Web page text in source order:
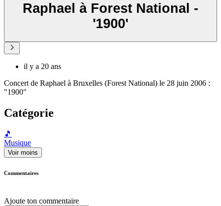
Raphael à Forest National -
'1900'
il y a 20 ans
Concert de Raphael à Bruxelles (Forest National) le 28 juin 2006 :
"1900"
Catégorie
🎵
Musique
Voir moins
Commentaires
Ajoute ton commentaire